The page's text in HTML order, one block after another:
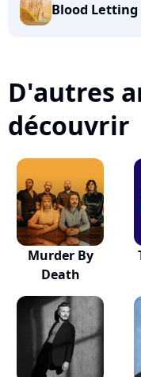
Blood Letting
D'autres
découvrir
Murder By
Death